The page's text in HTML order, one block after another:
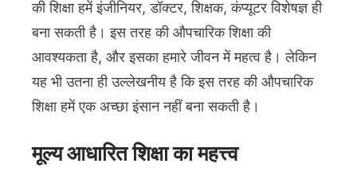
की शिक्षा हमें इंजीनियर, डॉक्टर, शिक्षक, कंप्यूटर विशेषज्ञ ही
बना सकती है। इस तरह की औपचारिक शिक्षा की
आवश्यकता है, और इसका हमारे जीवन में महत्व है। लेकिन
यह भी उतना ही उल्लेखनीय है कि इस तरह की औपचारिक
शिक्षा हमें एक अच्छा इंसान नहीं बना सकती है।
मूल्य आधारित शिक्षा का महत्त्व